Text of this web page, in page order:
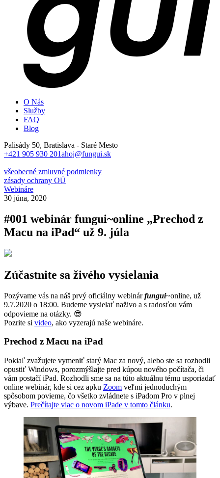
O Nás
Služby
FAQ
Blog
Palisády 50, Bratislava - Staré Mesto
+421 905 930 201ahoj@fungui.sk
všeobecné zmluvné podmienky
zásady ochrany OÚ
Webináre
30 júna, 2020
#001 webinár fungui~online „Prechod z
Macu na iPad“ už 9. júla
Zúčastnite sa živého vysielania
Pozývame vás na náš prvý oficiálny webinárfungui~online, už
9.7.2020 o 18:00. Budeme vysielať naživo a s radosťou vám
odpovieme na otázky. 😎
Pozrite si video, ako vyzerajú naše webináre.
Prechod z Macu na iPad
Pokiaľ zvažujete vymeniť starý Mac za nový, alebo ste sa rozhodli
opustiť Windows, porozmýšlajte pred kúpou nového počítača, či
vám postačí iPad. Rozhodli sme sa na túto aktuálnu tému usporiadať
online webinár, kde si cez apku Zoom veľmi jednoduchým
spôsobom povieme, čo všetko zvládnete s iPadom Pro v plnej
výbave. Prečítajte viac o novom iPade v tomto článku.